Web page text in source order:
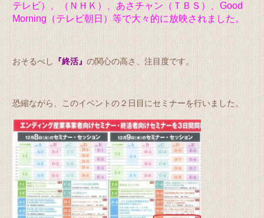
テレビ）、（ＮＨＫ）、あさチャン（ＴＢＳ）、Good
Morning（テレビ朝日）等で大々的に放映されました。
おそるべし 『終活』の関心の高さ、注目度です。
恐縮ながら、このイベントの２日目にセミナーを行いました。